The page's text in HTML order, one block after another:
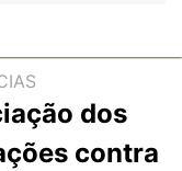
dos
contra